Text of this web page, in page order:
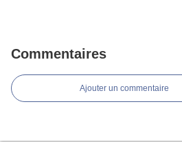
Commentaires
Ajouter un commentaire